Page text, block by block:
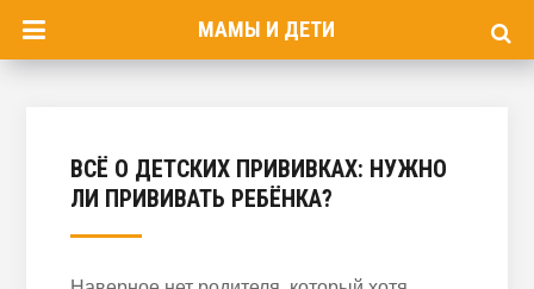
МАМЫ И ДЕТИ
ВСЁ О ДЕТСКИХ ПРИВИВКАХ: НУЖНО
ЛИ ПРИВИВАТЬ РЕБЁНКА?